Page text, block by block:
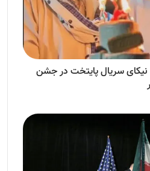
نیکای سریال پایتخت در جشن